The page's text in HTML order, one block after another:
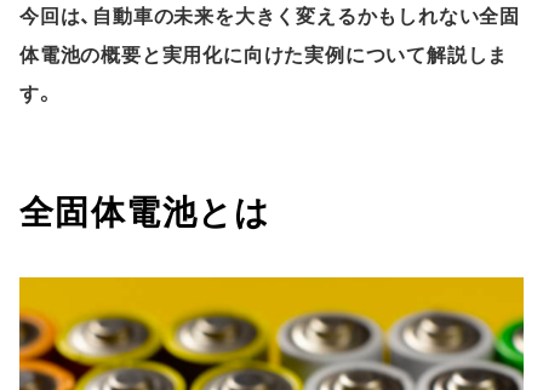
今回は、自動車の未来を大きく変えるかもしれない全固
体電池の概要と実用化に向けた実例について解説しま
す。
全固体電池とは